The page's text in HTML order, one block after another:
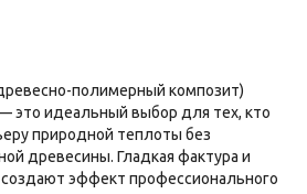
полимерный композит)
это идеальный выбор для тех, кто
природной теплоты без
древесины. Гладкая фактура и
эффект профессионального